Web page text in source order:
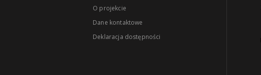
O projekcie
Dane kontaktowe
Deklaracja dostępności